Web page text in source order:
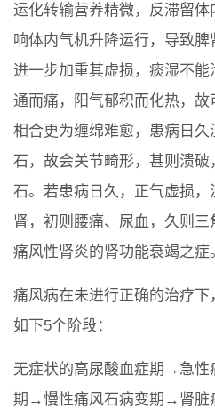
运化转输营养精微，反滞留
响体内气机升降运行，导致
进一步加重其虚损，痰湿不
通而痛，阳气郁积而化热，
相合更为缠绵难愈，患病日
石，故会关节畸形，甚则溃
石。若患病日久，正气虚损
肾，初则腰痛、尿血，久则
痛风性肾炎的肾功能衰竭之症
痛风病在未进行正确的治疗
如下5个阶段：
无症状的高尿酸血症期→急
期→慢性痛风石病变期→肾脏